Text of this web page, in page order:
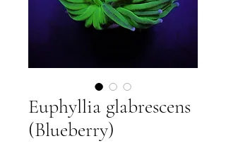
Euphyllia glabrescens
(Blueberry)